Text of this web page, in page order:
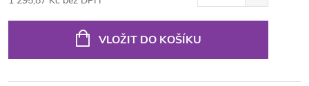
VLOŽIT DO KOŠÍKU